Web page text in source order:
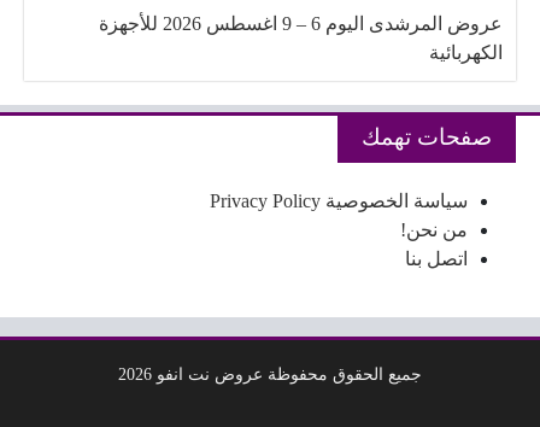
عروض المرشدى اليوم 6 – 9 اغسطس 2026 للأجهزة
الكهربائية
صفحات تهمك
سياسة الخصوصية Privacy Policy
من نحن!
اتصل بنا
جميع الحقوق محفوظة عروض نت انفو 2026